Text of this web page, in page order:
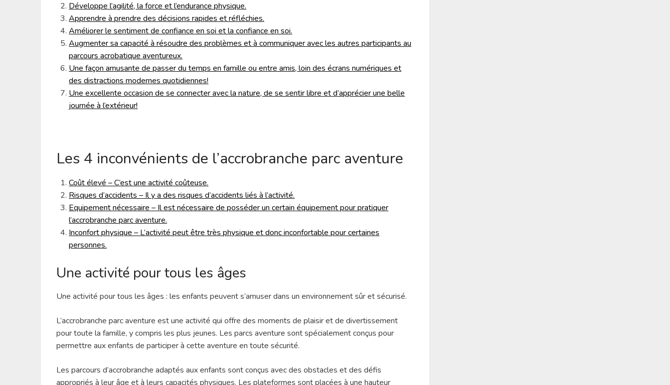
Développe l’agilité, la force et l’endurance physique.
Apprendre à prendre des décisions rapides et réfléchies.
Améliorer le sentiment de confiance en soi et la confiance en soi.
Augmenter sa capacité à résoudre des problèmes et à communiquer avec les autres participants au
parcours acrobatique aventureux.
Une façon amusante de passer du temps en famille ou entre amis, loin des écrans numériques et
des distractions modernes quotidiennes!
Une excellente occasion de se connecter avec la nature, de se sentir libre et d’apprécier une belle
journée à l’extérieur!
Les 4 inconvénients de l’accrobranche parc aventure
Coût élevé – C’est une activité coûteuse.
Risques d’accidents – Il y a des risques d’accidents liés à l’activité.
Equipement nécessaire – Il est nécessaire de posséder un certain équipement pour pratiquer
l’accrobranche parc aventure.
Inconfort physique – L’activité peut être très physique et donc inconfortable pour certaines
personnes.
Une activité pour tous les âges
Une activité pour tous les âges : les enfants peuvent s’amuser dans un environnement sûr et sécurisé.
L’accrobranche parc aventure est une activité qui offre des moments de plaisir et de divertissement
pour toute la famille, y compris les plus jeunes. Les parcs aventure sont spécialement conçus pour
permettre aux enfants de participer à cette aventure en toute sécurité.
Les parcours d’accrobranche adaptés aux enfants sont conçus avec des obstacles et des défis
appropriés à leur âge et à leurs capacités physiques. Les plateformes sont placées à une hauteur